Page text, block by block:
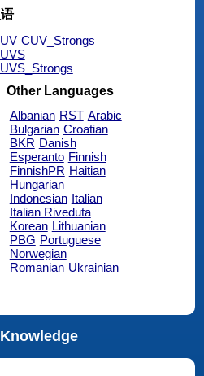
CUV_Strongs
Other Languages
Albanian RST Arabic
Bulgarian Croatian
BKR Danish
Esperanto Finnish
FinnishPR Haitian
Hungarian
Indonesian Italian
Italian Riveduta
Korean Lithuanian
PBG Portuguese
Norwegian
Romanian Ukrainian